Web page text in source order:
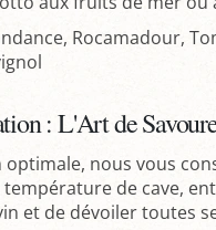
Rocamadour,
: L'Art de
nous vous
de cave,
et de dévoiler toutes